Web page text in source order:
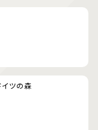
イツの森